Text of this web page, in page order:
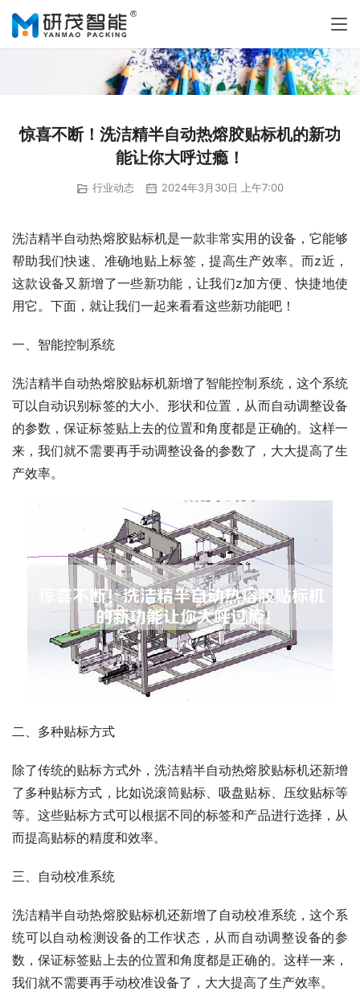
惊喜不断！洗洁精半自动热熔胶贴标机的新功
能让你大呼过瘾！
行业动态 2024年3月30日 上午7:00
洗洁精半自动热熔胶贴标机是一款非常实用的设备，它能够
帮助我们快速、准确地贴上标签，提高生产效率。而z近，
这款设备又新增了一些新功能，让我们z加方便、快捷地使
用它。下面，就让我们一起来看看这些新功能吧！
一、智能控制系统
洗洁精半自动热熔胶贴标机新增了智能控制系统，这个系统
可以自动识别标签的大小、形状和位置，从而自动调整设备
的参数，保证标签贴上去的位置和角度都是正确的。这样一
来，我们就不需要再手动调整设备的参数了，大大提高了生
产效率。
二、多种贴标方式
除了传统的贴标方式外，洗洁精半自动热熔胶贴标机还新增
了多种贴标方式，比如说滚筒贴标、吸盘贴标、压纹贴标等
等。这些贴标方式可以根据不同的标签和产品进行选择，从
而提高贴标的精度和效率。
三、自动校准系统
洗洁精半自动热熔胶贴标机还新增了自动校准系统，这个系
统可以自动检测设备的工作状态，从而自动调整设备的参
数，保证标签贴上去的位置和角度都是正确的。这样一来，
我们就不需要再手动校准设备了，大大提高了生产效率。